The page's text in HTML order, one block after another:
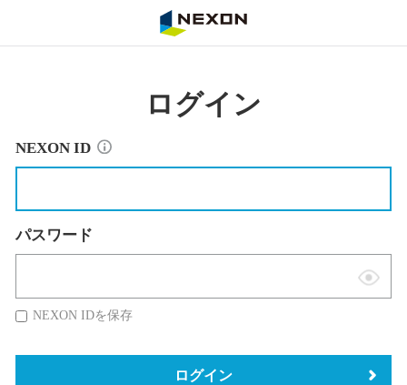
ログイン
NEXON ID
パスワード
表
替
NEXON IDを保存
ログイン